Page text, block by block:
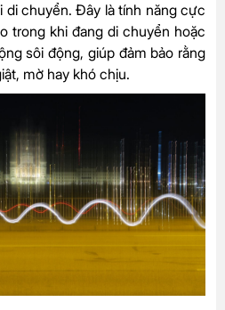
di chuyển. Đây là tính năng cực
trong khi đang di chuyển hoặc
sôi động, giúp đảm bảo rằng
mờ hay khó chịu.